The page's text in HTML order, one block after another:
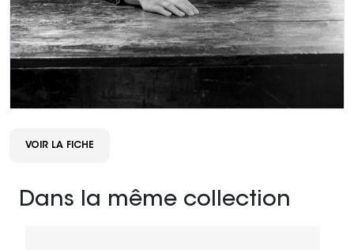
VOIR LA FICHE
Dans la même collection